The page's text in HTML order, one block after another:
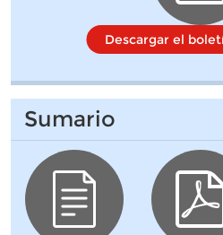
Descargar el
Sumario